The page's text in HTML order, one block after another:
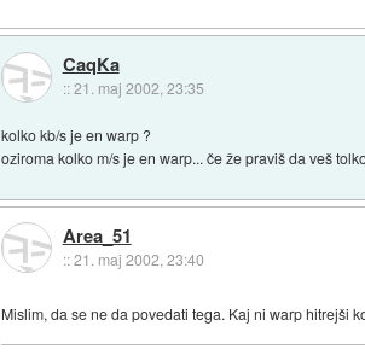
CaqKa
::21. maj 2002, 23:35
kolko kb/s je en warp ?
oziroma kolko m/s je en warp... če že praviš da veš
Area_51
::21. maj 2002, 23:40
Mislim, da se ne da povedati tega. Kaj ni warp hitrejši